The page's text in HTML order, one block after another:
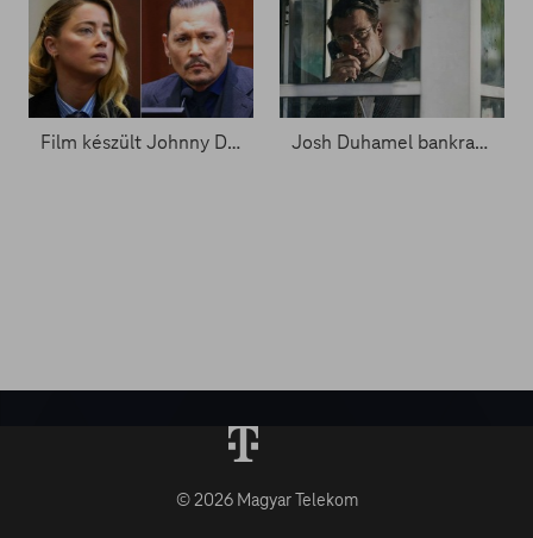
Film készült Johnny Depp peréből - Zacc nélkül 1537. Josh Duhamel bankrablónak áll - Zacc nélkül 1517.
© 2026 Magyar Telekom